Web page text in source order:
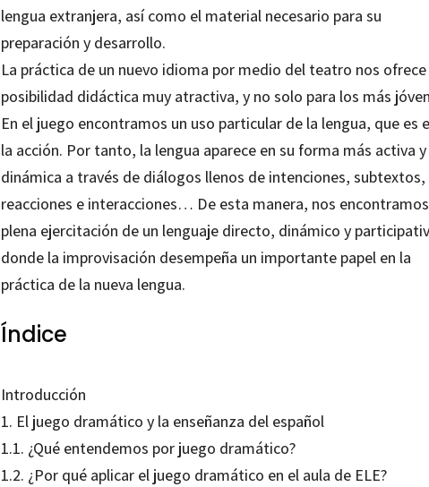
lengua extranjera, así como el material necesario para su
preparación y desarrollo.
La práctica de un nuevo idioma por medio del teatro nos ofrece
posibilidad didáctica muy atractiva, y no solo para los más
En el juego encontramos un uso particular de la lengua, que es
la acción. Por tanto, la lengua aparece en su forma más activa y
dinámica a través de diálogos llenos de intenciones, subtextos,
reacciones e interacciones… De esta manera, nos
plena ejercitación de un lenguaje directo, dinámico y
donde la improvisación desempeña un importante papel en la
práctica de la nueva lengua.
Índice
Introducción
1. El juego dramático y la enseñanza del español
1.1. ¿Qué entendemos por juego dramático?
1.2. ¿Por qué aplicar el juego dramático en el aula de ELE?